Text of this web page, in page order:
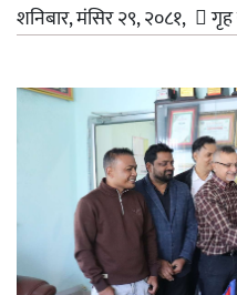
शनिबार, मंसिर २९, २०८१,